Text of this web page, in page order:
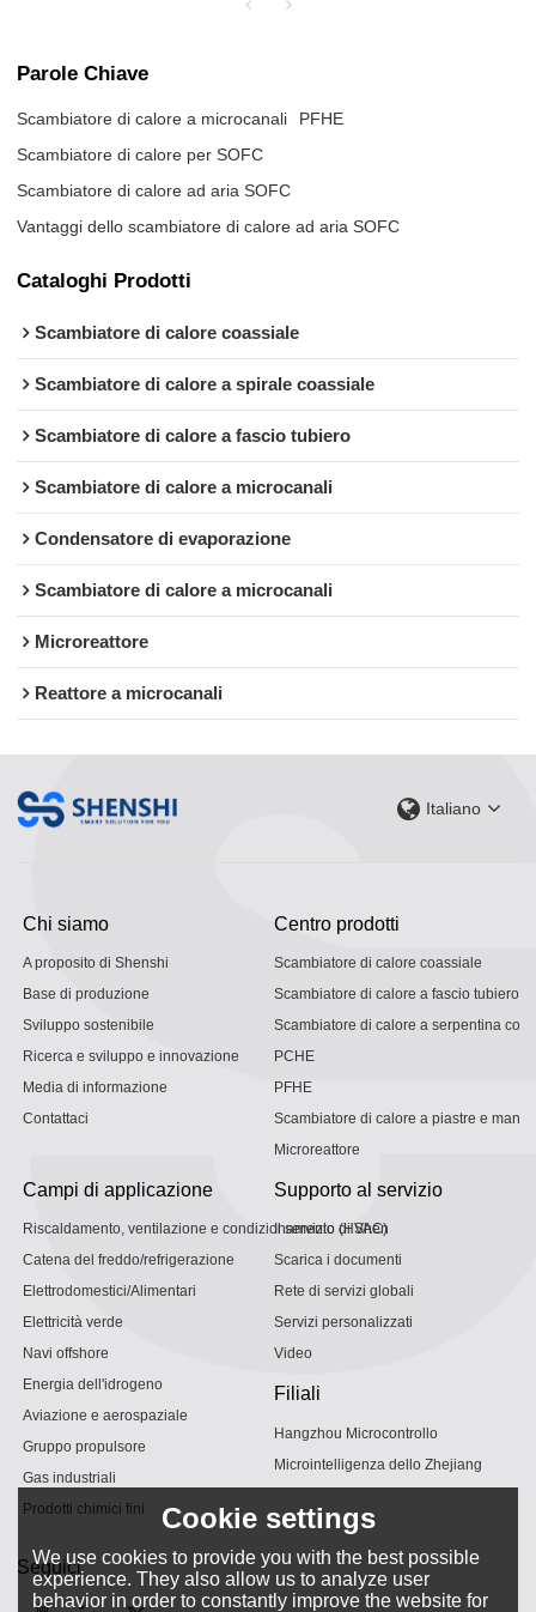
Parole Chiave
Scambiatore di calore a microcanali
PFHE
Scambiatore di calore per SOFC
Scambiatore di calore ad aria SOFC
Vantaggi dello scambiatore di calore ad aria SOFC
Cataloghi Prodotti
Scambiatore di calore coassiale
Scambiatore di calore a spirale coassiale
Scambiatore di calore a fascio tubiero
Scambiatore di calore a microcanali
Condensatore di evaporazione
Scambiatore di calore a microcanali
Microreattore
Reattore a microcanali
Italiano
Chi siamo
A proposito di Shenshi
Base di produzione
Sviluppo sostenibile
Ricerca e sviluppo e innovazione
Media di informazione
Contattaci
Centro prodotti
Scambiatore di calore coassiale
Scambiatore di calore a fascio tubiero
Scambiatore di calore a serpentina con
PCHE
PFHE
Scambiatore di calore a piastre e
Microreattore
Campi di applicazione
Riscaldamento, ventilazione e condizionamento (HVAC)
Catena del freddo/refrigerazione
Elettrodomestici/Alimentari
Elettricità verde
Navi offshore
Energia dell'idrogeno
Aviazione e aerospaziale
Gruppo propulsore
Gas industriali
Prodotti chimici fini
Supporto al servizio
Il servizio di Shen
Scarica i documenti
Rete di servizi globali
Servizi personalizzati
Video
Filiali
Hangzhou Microcontrollo
Microintelligenza dello Zhejiang
Seguici
Cookie settings
We use cookies to provide you with the best possible
experience. They also allow us to analyze user
behavior in order to constantly improve the website for